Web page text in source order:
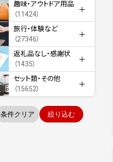
趣味・アウトドア用品
（11424）
旅行・体験など
（27346）
返礼品なし・感謝状
（1435）
セット類・その他
（15652）
条件クリア 絞り込む